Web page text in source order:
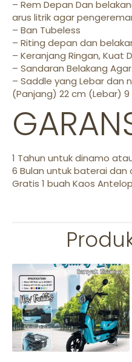
– Rem Depan Dan
arus litrik agar
– Ban Tubeless
– Riting depan dan
– Keranjang Ringan, Kuat
– Sandaran Belakang
– Saddle yang Lebar dan
(Panjang) 22 cm (Lebar)
1 Tahun untuk dinamo
6 Bulan untuk baterai dan
Gratis 1 buah Kaos